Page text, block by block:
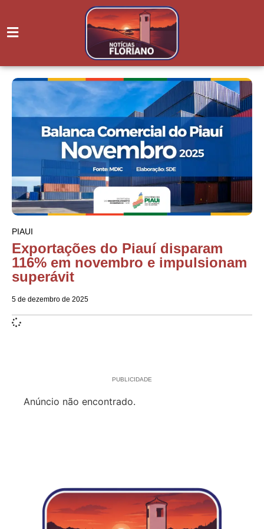
PIAUI
Exportações do Piauí disparam
116% em novembro e impulsionam
superávit
5 de dezembro de 2025
PUBLICIDADE
Anúncio não encontrado.